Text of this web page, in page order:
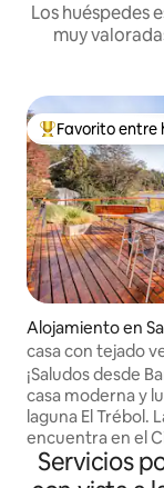
Los huéspedes
muy
Favorito entre
Favorito entre
Alojamiento en
e Bariloche
casa con tejado
¡Saludos desde
casa moderna y
laguna El Trébol.
encuentra en el
30 minutos en
Bariloche.
Servicios